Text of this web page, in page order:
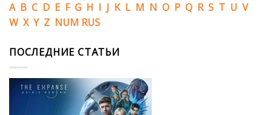
A B C D E F G H I J K L M N O P Q R S T U V
W X Y Z NUM RUS
ПОСЛЕДНИЕ СТАТЬИ